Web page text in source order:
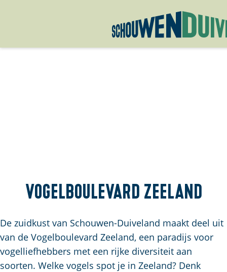
G
m
e
a
g
e
Vogelboulevard Zeeland
De zuidkust van Schouwen-Duiveland maakt deel uit
van de Vogelboulevard Zeeland, een paradijs voor
vogelliefhebbers met een rijke diversiteit aan
soorten. Welke vogels spot je in Zeeland? Denk